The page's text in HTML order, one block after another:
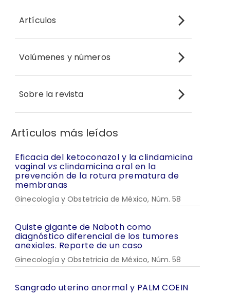
Artículos
Volúmenes y números
Sobre la revista
Artículos más leídos
Eficacia del ketoconazol y la clindamicina
vaginal vs clindamicina oral en la
prevención de la rotura prematura de
membranas
Ginecología y Obstetricia de México, Núm. 58
Quiste gigante de Naboth como
diagnóstico diferencial de los tumores
anexiales. Reporte de un caso
Ginecología y Obstetricia de México, Núm. 58
Sangrado uterino anormal y PALM COEIN